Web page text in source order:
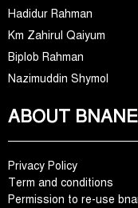
Hadidur Rahman
Km Zahirul Qaiyum
Biplob Rahman
Nazimuddin Shymol
ABOUT
Privacy Policy
Term and conditions
Permission to re-use